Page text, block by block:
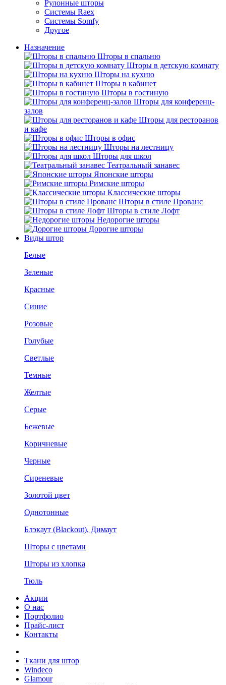
Рулонные шторы
Системы Raex
Системы Somfy
Другое
Назначение
Шторы в спальню
Шторы в детскую комнату
Шторы на кухню
Шторы в кабинет
Шторы в гостиную
Шторы для конференц-
залов
Шторы для ресторанов
и кафе
Шторы в офис
Шторы на лестницу
Шторы для школ
Театральный занавес
Японские шторы
Римские шторы
Классические шторы
Шторы в стиле Прованс
Шторы в стиле Лофт
Недорогие шторы
Дорогие шторы
Виды штор
Белые
Зеленые
Красные
Синие
Розовые
Голубые
Светлые
Темные
Желтые
Серые
Бежевые
Коричневые
Черные
Сиреневые
Золотой цвет
Однотонные
Блэкаут (Blackout), Димаут
Шторы с цветами
Шторы из хлопка
Тюль
Акции
О нас
Портфолио
Прайс-лист
Контакты
Ткани для штор
Windeco
Glamour